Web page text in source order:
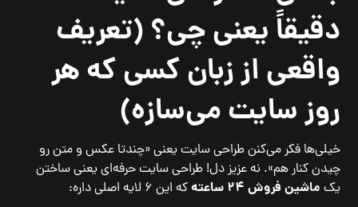
دقیقاً یعنی چی؟ (تعریف
واقعی از زبان کسی که هر
روز سایت می‌سازه)
خیلی‌ها فکر می‌کنن طراحی سایت یعنی «چندتا عکس و متن رو
چیدن کنار هم». نه عزیز دل! طراحی سایت حرفه‌ای یعنی ساختن
یک ماشین فروش ۲۴ ساعته که این ۶ لایه اصلی داره: